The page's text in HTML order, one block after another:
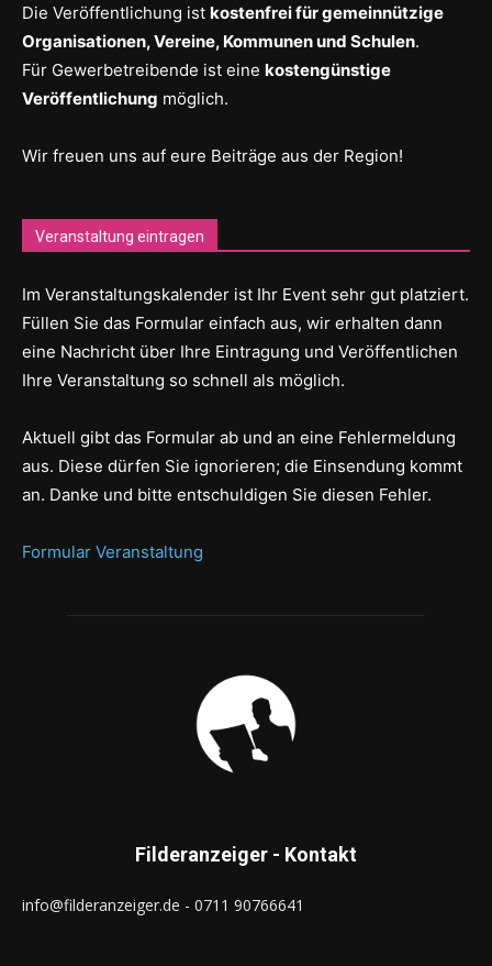
Die Veröffentlichung ist kostenfrei für gemeinnützige
Organisationen, Vereine, Kommunen und Schulen.
Für Gewerbetreibende ist eine kostengünstige
Veröffentlichung möglich.
Wir freuen uns auf eure Beiträge aus der Region!
Veranstaltung eintragen
Im Veranstaltungskalender ist Ihr Event sehr gut platziert.
Füllen Sie das Formular einfach aus, wir erhalten dann
eine Nachricht über Ihre Eintragung und Veröffentlichen
Ihre Veranstaltung so schnell als möglich.
Aktuell gibt das Formular ab und an eine Fehlermeldung
aus. Diese dürfen Sie ignorieren; die Einsendung kommt
an. Danke und bitte entschuldigen Sie diesen Fehler.
Formular Veranstaltung
Filderanzeiger - Kontakt
info@filderanzeiger.de - 0711 90766641